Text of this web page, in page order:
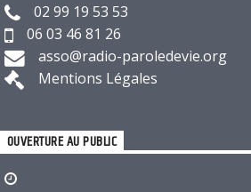
02 99 19 53 53
06 03 46 81 26
asso@radio-paroledevie.org
Mentions Légales
OUVERTURE AU PUBLIC